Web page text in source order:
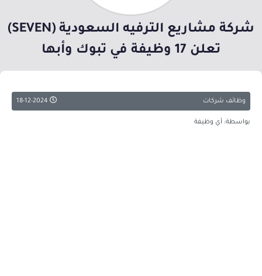
شركة مشاريع الترفيه السعودية (SEVEN)
تعلن 17 وظيفة في تبوك وأبها
وظائف شركات
بواسطة: أي وظيفة